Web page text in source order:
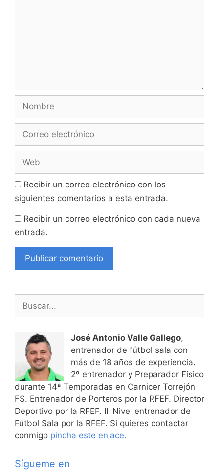
electrónico
Recibir un correo electrónico con los
siguientes comentarios a esta entrada.
Recibir un correo electrónico con cada nueva
entrada.
José Antonio Valle Gallego,
entrenador de fútbol sala con
más de 18 años de experiencia.
2º entrenador y Preparador Físico
durante 14ª Temporadas en Carnicer Torrejón
FS. Entrenador de Porteros por la RFEF. Director
Deportivo por la RFEF. III Nivel entrenador de
Fútbol Sala por la RFEF. Si quieres contactar
conmigo pincha este enlace.
Sígueme en